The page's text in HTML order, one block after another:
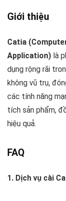
Giới thiệu
Catia
Application) là
dụng rộng rãi
không vũ trụ,
các tính năng
tích sản phẩm,
hiệu quả.
FAQ
1. Dịch vụ cài